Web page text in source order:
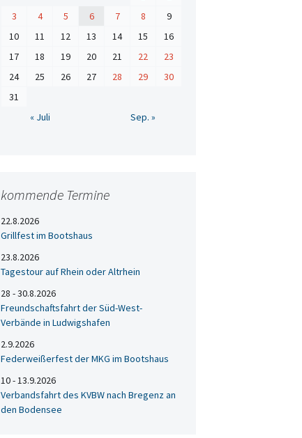
3
4 5 6 7 8
9
10
11 12 13 14 15
16
17
18 19 20 21 22
23
24
25 26 27 28 29
30
31
« Juli
Sep. »
kommende Termine
22.8.2026
Grillfest im Bootshaus
23.8.2026
Tagestour auf Rhein oder Altrhein
28 - 30.8.2026
Freundschaftsfahrt der Süd-West-
Verbände in Ludwigshafen
2.9.2026
Federweißerfest der MKG im Bootshaus
10 - 13.9.2026
Verbandsfahrt des KVBW nach Bregenz an
den Bodensee